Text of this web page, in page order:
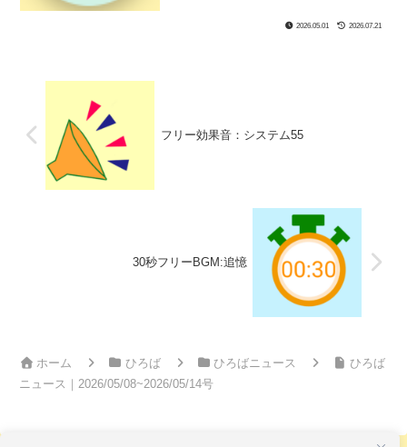
2026.05.01 2026.07.21
フリー効果音：システム55
30秒フリーBGM:追憶
ホーム ひろば ひろばニュース
ひろば
ニュース｜2026/05/08~2026/05/14号